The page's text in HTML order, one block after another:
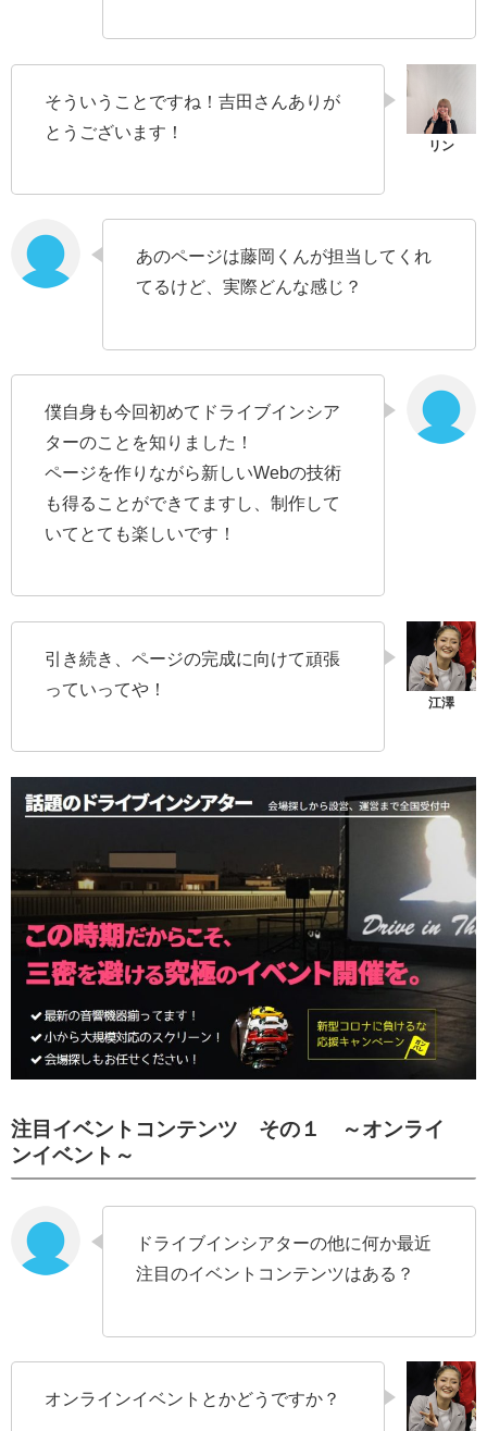
そういうことですね！吉田さんありが
とうございます！
あのページは藤岡くんが担当してくれ
てるけど、実際どんな感じ？
僕自身も今回初めてドライブインシア
ターのことを知りました！
ページを作りながら新しいWebの技術
も得ることができてますし、制作して
いてとても楽しいです！
引き続き、ページの完成に向けて頑張
っていってや！
注目イベントコンテンツ その１ ～オンライ
ンイベント～
ドライブインシアターの他に何か最近
注目のイベントコンテンツはある？
オンラインイベントとかどうですか？